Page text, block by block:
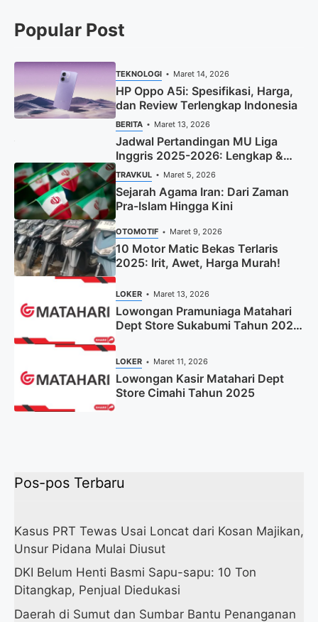
Popular Post
TEKNOLOGI Maret 14, 2026
HP Oppo A5i: Spesifikasi, Harga,
dan Review Terlengkap Indonesia
BERITA Maret 13, 2026
Jadwal Pertandingan MU Liga
Inggris 2025-2026: Lengkap &
Terbaru
TRAVKUL Maret 5, 2026
Sejarah Agama Iran: Dari Zaman
Pra-Islam Hingga Kini
OTOMOTIF Maret 9, 2026
10 Motor Matic Bekas Terlaris
2025: Irit, Awet, Harga Murah!
LOKER Maret 13, 2026
Lowongan Pramuniaga Matahari
Dept Store Sukabumi Tahun 2025
LOKER Maret 11, 2026
Lowongan Kasir Matahari Dept
Store Cimahi Tahun 2025
Pos-pos Terbaru
Kasus PRT Tewas Usai Loncat dari Kosan Majikan,
Unsur Pidana Mulai Diusut
DKI Belum Henti Basmi Sapu-sapu: 10 Ton
Ditangkap, Penjual Diedukasi
Daerah di Sumut dan Sumbar Bantu Penanganan